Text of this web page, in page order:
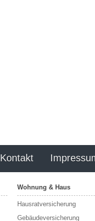
Kontakt
Wohnung & Haus
Hausratversicherung
Gebäudeversicherung